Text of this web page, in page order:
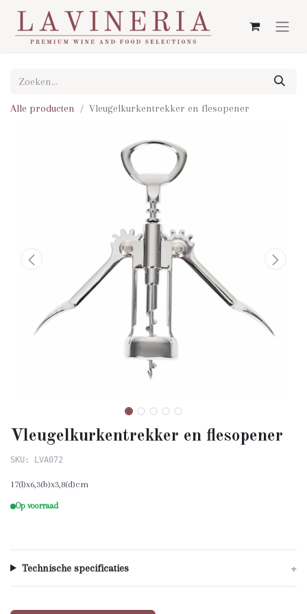
Alle producten Vleugelkurkentrekker en flesopener
Vleugelkurkentrekker en flesopener
SKU: LVA072
17(l)x6,3(b)x3,8(d)cm
Op voorraad
Technische specificaties +